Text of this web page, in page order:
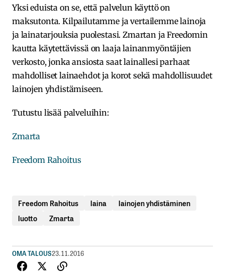
Yksi eduista on se, että palvelun käyttö on
maksutonta. Kilpailutamme ja vertailemme lainoja
ja lainatarjouksia puolestasi. Zmartan ja Freedomin
kautta käytettävissä on laaja lainanmyöntäjien
verkosto, jonka ansiosta saat lainallesi parhaat
mahdolliset lainaehdot ja korot sekä mahdollisuudet
lainojen yhdistämiseen.
Tutustu lisää palveluihin:
Zmarta
Freedom Rahoitus
Freedom Rahoitus laina
lainojen yhdistäminen
luotto
Zmarta
OMA TALOUS23.11.2016